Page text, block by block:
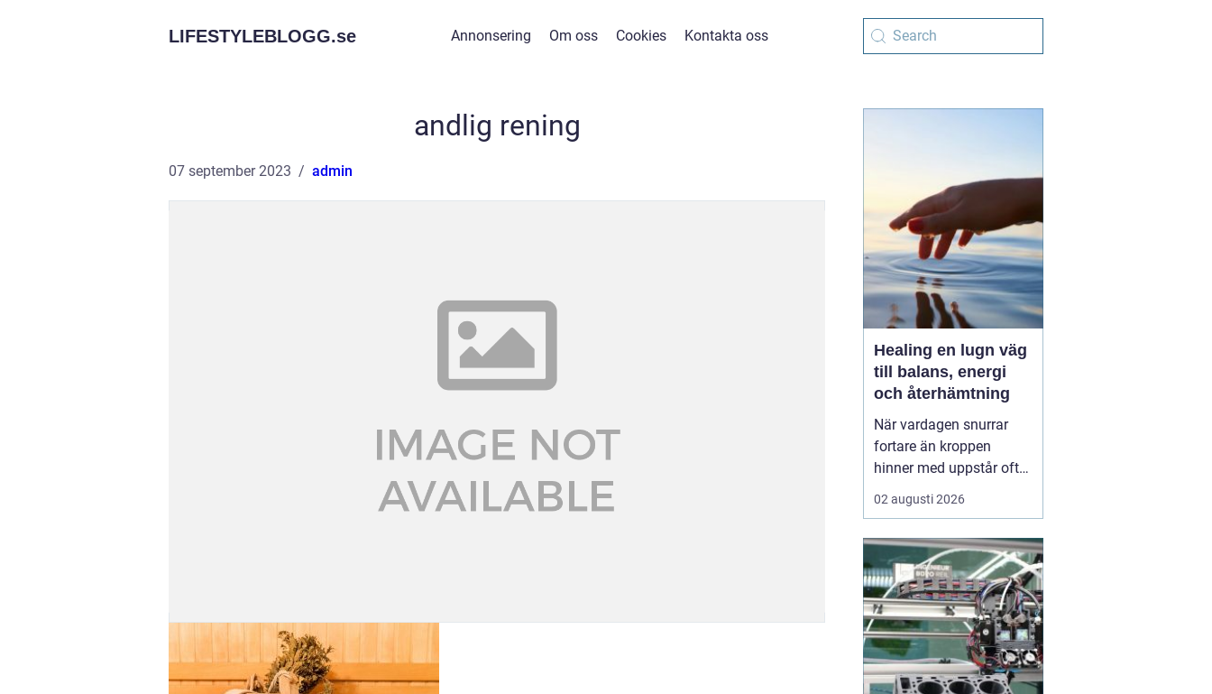
LIFESTYLEBLOGG.se Annonsering Om oss Cookies Kontakta oss
andlig rening
07 september 2023 admin
Healing en lugn väg
till balans, energi
och återhämtning
När vardagen snurrar
fortare än kroppen
hinner med uppstår ofta
spänningar, oro och
trötthet som inte går att
Många börjar då söka
efter metoder som kan
skapa lugn på djupet,
inte bara i tankarna utan
också i kroppen. I den
sökn...
02 augusti 2026